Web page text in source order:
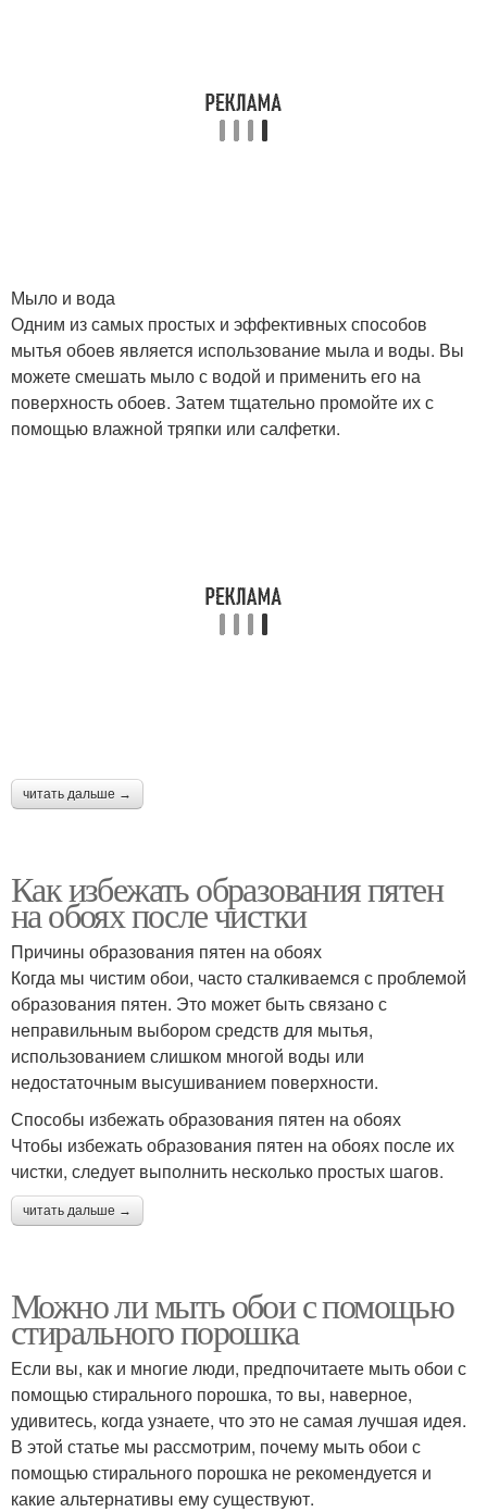
Средства для стрижки
Мыло и вода
Одним из самых простых и эффективных способов
мытья обоев является использование мыла и воды. Вы
можете смешать мыло с водой и применить его на
поверхность обоев. Затем тщательно промойте их с
помощью влажной тряпки или салфетки.
читать дальше →
Как избежать образования пятен
на обоях после чистки
Причины образования пятен на обоях
Когда мы чистим обои, часто сталкиваемся с проблемой
образования пятен. Это может быть связано с
неправильным выбором средств для мытья,
использованием слишком многой воды или
недостаточным высушиванием поверхности.
Способы избежать образования пятен на обоях
Чтобы избежать образования пятен на обоях после их
чистки, следует выполнить несколько простых шагов.
читать дальше →
Можно ли мыть обои с помощью
стирального порошка
Если вы, как и многие люди, предпочитаете мыть обои с
помощью стирального порошка, то вы, наверное,
удивитесь, когда узнаете, что это не самая лучшая идея.
В этой статье мы рассмотрим, почему мыть обои с
помощью стирального порошка не рекомендуется и
какие альтернативы ему существуют.